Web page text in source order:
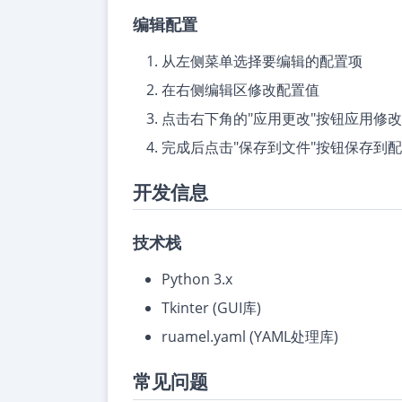
编辑配置
从左侧菜单选择要编辑的配置项
在右侧编辑区修改配置值
点击右下角的"应用更改"按钮应用修改
完成后点击"保存到文件"按钮保存到
开发信息
技术栈
Python 3.x
Tkinter (GUI库)
ruamel.yaml (YAML处理库)
常见问题